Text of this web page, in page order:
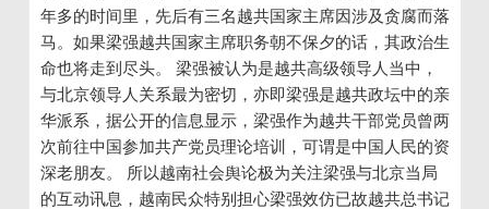
年多的时间里，先后有三名越共国家主席因涉及贪腐而落
马。如果梁强越共国家主席职务朝不保夕的话，其政治生
命也将走到尽头。 梁强被认为是越共高级领导人当中，
与北京领导人关系最为密切，亦即梁强是越共政坛中的亲
华派系，据公开的信息显示，梁强作为越共干部党员曾两
次前往中国参加共产党员理论培训，可谓是中国人民的资
深老朋友。 所以越南社会舆论极为关注梁强与北京当局
的互动讯息，越南民众特别担心梁强效仿已故越共总书记